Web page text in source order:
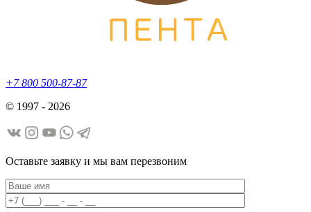
+7 800 500-87-87
© 1997 - 2026
Оставьте заявку и мы вам перезвоним